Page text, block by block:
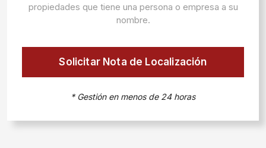
propiedades que tiene una persona o empresa a su
nombre.
Solicitar Nota de Localización
* Gestión en menos de 24 horas